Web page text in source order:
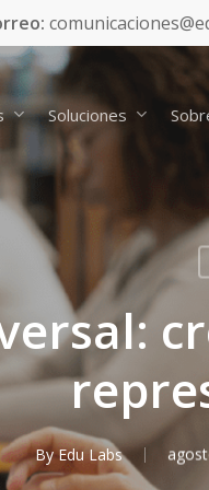
Soluciones
By Edu Labs